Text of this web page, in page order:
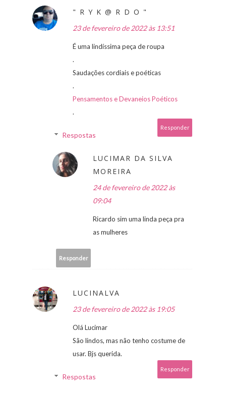
" R Y K @ R D O "
23 de fevereiro de 2022 às 13:51
É uma lindíssima peça de roupa
.
Saudações cordiais e poéticas
.
Pensamentos e Devaneios Poéticos
.
Responder
Respostas
LUCIMAR DA SILVA
MOREIRA
24 de fevereiro de 2022 às
09:04
Ricardo sim uma linda peça pra
as mulheres
Responder
LUCINALVA
23 de fevereiro de 2022 às 19:05
Olá Lucimar
São lindos, mas não tenho costume de
usar. Bjs querida.
Responder
Respostas